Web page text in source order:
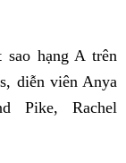
hạng A trên
diễn viên Anya
Pike, Rachel